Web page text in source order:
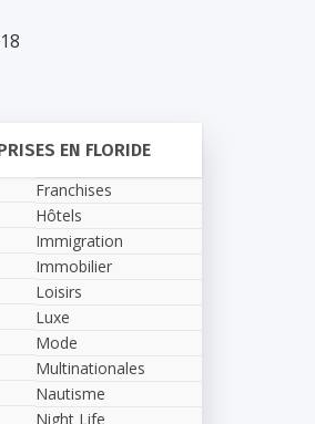
EN FLORIDE
Franchises
Hôtels
Immigration
Immobilier
Loisirs
Luxe
Mode
Multinationales
Nautisme
Night Life